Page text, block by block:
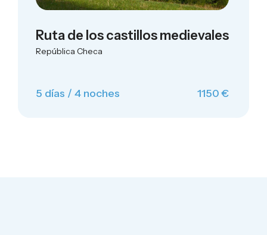
Ruta de los castillos medievales
República Checa
5 días / 4 noches 1150 €